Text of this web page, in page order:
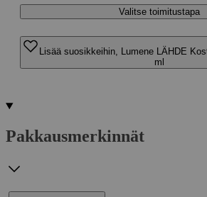
Valitse toimitustapa
Lisää suosikkeihin, Lumene LÄHDE
ml
Pakkausmerkinnät